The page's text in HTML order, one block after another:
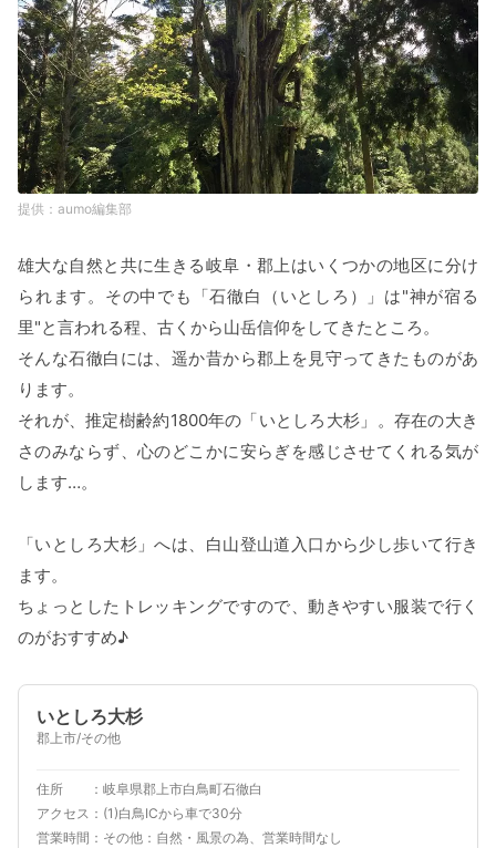
aumo編集部
雄大な自然と共に生きる岐阜・郡上はいくつかの地区に分け
られます。その中でも「石徹白（いとしろ）」は"神が宿る
里"と言われる程、古くから山岳信仰をしてきたところ。
そんな石徹白には、遥か昔から郡上を見守ってきたものがあ
ります。
それが、推定樹齢約1800年の「いとしろ大杉」。存在の大き
さのみならず、心のどこかに安らぎを感じさせてくれる気が
します…。
「いとしろ大杉」へは、白山登山道入口から少し歩いて行き
ます。
ちょっとしたトレッキングですので、動きやすい服装で行く
のがおすすめ♪
いとしろ大杉
郡上市/その他
住所
岐阜県郡上市白鳥町石徹白
アクセス
(1)白鳥ICから車で30分
営業時間
その他：自然・風景の為、営業時間なし